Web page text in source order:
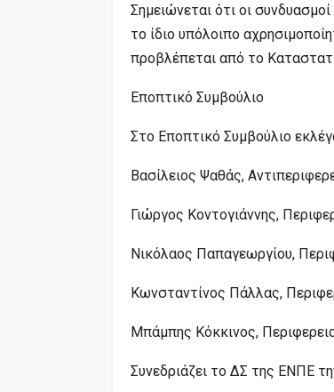
Σημειώνεται ότι οι
το ίδιο υπόλοιπο
προβλέπεται από το
Εποπτικό Συμβούλιο
Στο Εποπτικό Συμβούλιο
Βασίλειος Ψαθάς,
Γιώργος Κοντογιάννης,
Νικόλαος Παπαγεωργίου,
Κωνσταντίνος Πάλλας,
Μπάμπης Κόκκινος,
Συνεδριάζει το ΔΣ της ΕΝΠΕ